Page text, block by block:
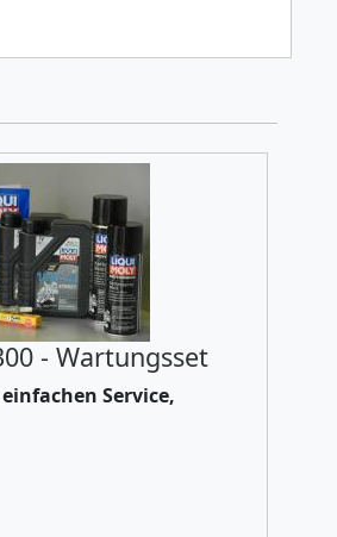
- Wartungsset
Service,